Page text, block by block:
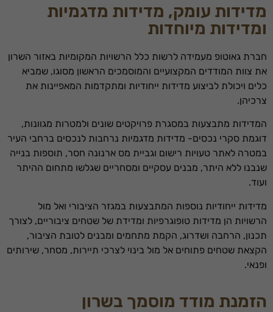
מדידות עומק, מדידות מדגמיות
ומדידות מיוחדות
חברת גאוטופ מעמידה לרשות כלל הרשויות המקומיות באזור השרון
את צוות המודדים המקצועיים והמוסמכים הראשון מסוגו, שמביא
כלים ויכולת לביצוע מדידות ייחודיות ומתקדמות המאפיינות את
צרכיהן.
המדידות מתבצעות במסגרת פרויקטים שונים ולמטרות מגוונות,
דוגמת סקרי נכסים- מדידות מדגמיות נרחבות לנכסים ברחבי העיר
במטרה לאתר טעויות רישום וגביית מס ארנונה חסר, תוספות בנייה
שנבנו ללא היתר, מבנים עסקיים ומסחריים שגלשו מתחום ההיתר
ועוד.
מדידות ייחודיות נוספות המתבצעות במגזר הציבורי ואל מול
הרשויות הן מדידות טופוגרפיות ומדידת של שטחים ציבוריים, לצורך
תכנון, הרחבה ושדרוג, הקמת מתחמים ומבנים לטובת הציבור,
הקצאת שטחים פתוחים אל מול בינוי לצרכי תיירות, מסחר, שירותים
ופנאי.
הזמנת מודד מוסמך בשרון